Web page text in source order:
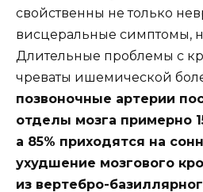
свойственны не только
висцеральные симптомы,
Длительные проблемы с
чреваты ишемической
позвоночные артерии
отделы мозга примерно
а 85% приходятся на
ухудшение мозгового
из вертебро-